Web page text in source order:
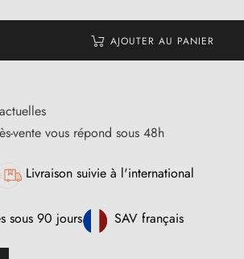
AJOUTER AU PANIER
vente vous répond sous 48h
Livraison suivie à l'international
sous 90 jours SAV français